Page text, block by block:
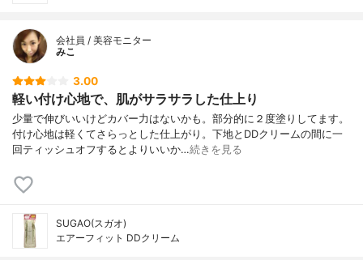
会社員 / 美容モニター
みこ
3.00
軽い付け心地で、肌がサラサラした仕上り
少量で伸びいいけどカバー力はないかも。部分的に２度塗りしてます。
付け心地は軽くてさらっとした仕上がり。下地とDDクリームの間に一
回ティッシュオフするとよりいいか…続きを見る
SUGAO(スガオ)
エアーフィット DDクリーム